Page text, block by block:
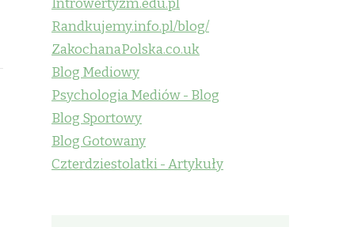
Introwertyzm.edu.pl
Randkujemy.info.pl/blog/
ZakochanaPolska.co.uk
Blog Mediowy
Psychologia Mediów - Blog
Blog Sportowy
Blog Gotowany
Czterdziestolatki - Artykuły